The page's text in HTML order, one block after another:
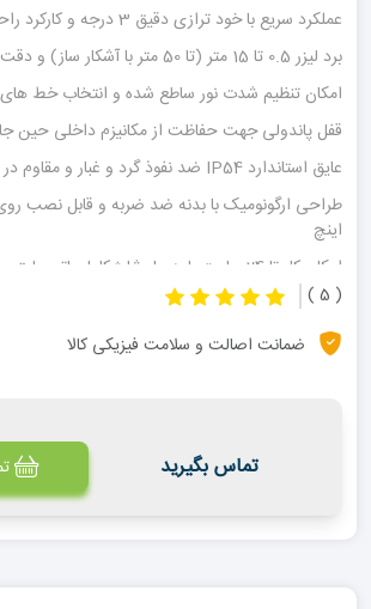
عملکرد سریع با خود ترازی دقیق 3 درجه و کارکرد راحت و آسان
برد لیزر 0.5 تا 15 متر (تا 50 متر با آشکار ساز) و دقت 2 میلی متر در 5 متر
امکان تنظیم شدت نور ساطع شده و انتخاب خط های
قفل پاندولی جهت حفاظت از مکانیزم داخلی حین
عایق استاندارد IP54 ضد نفوذ گرد و غبار و مقاوم در برابر رطوبت
اینچ
امکان کار تا 24 ساعت با هر بار شارژ کامل باتری لیتیوم-یونی 2600mAH
( 5 )
ضمانت اصالت و سلامت فیزیکی کالا
تماس بگیرید